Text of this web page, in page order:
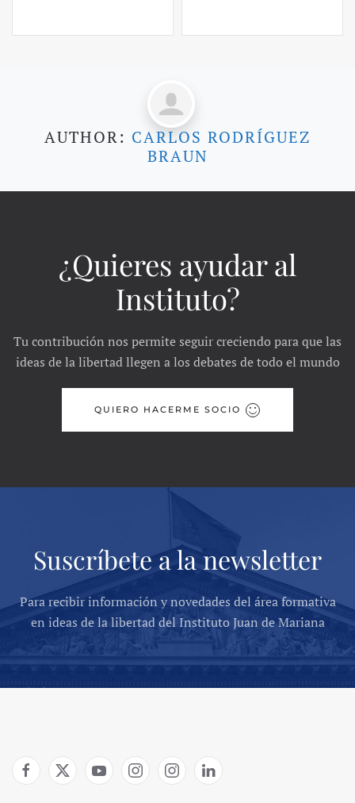
AUTHOR: CARLOS RODRÍGUEZ
BRAUN
¿Quieres ayudar al
Instituto?
Tu contribución nos permite seguir creciendo para que las
ideas de la libertad llegen a los debates de todo el mundo
QUIERO HACERME SOCIO
Suscríbete a la newsletter
Para recibir información y novedades del área formativa
en ideas de la libertad del Instituto Juan de Mariana